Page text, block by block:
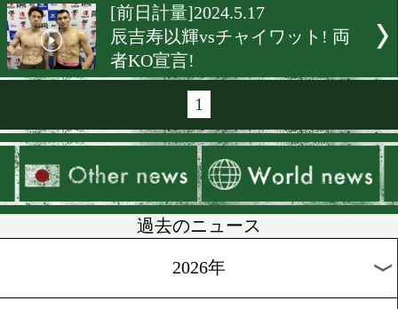
永田大士が韓国でWBO-AP
戦
[前日計量]2024.6.2
「新宿歌舞伎町ボクシング
ボクシングモバイル
生配信!
[前日計量]2024.5.31
開け!